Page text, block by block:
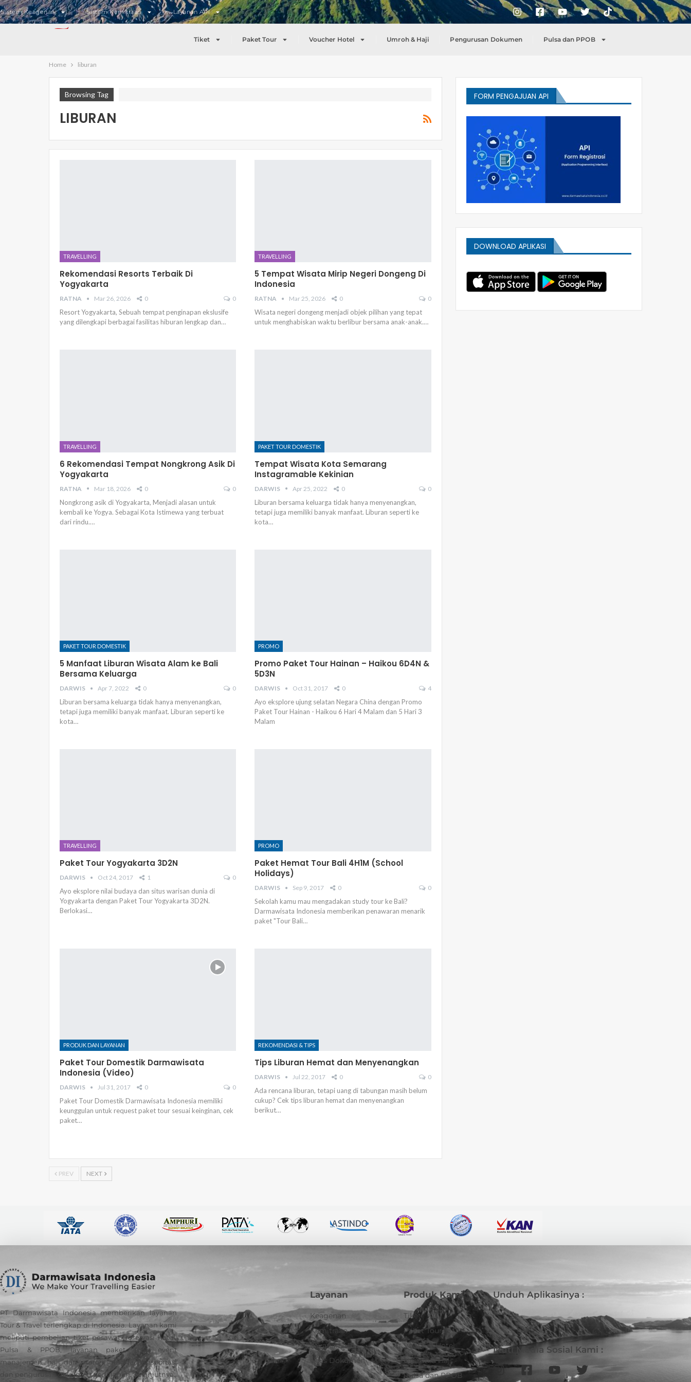
Sistem Keagenan Sistem Kemitraan Layanan API
Tiket Paket Tour Voucher Hotel Umroh & Haji Pengurusan Dokumen Pulsa dan PPOB
Home liburan
Browsing Tag
LIBURAN
TRAVELLING
Rekomendasi Resorts Terbaik Di
Yogyakarta
RATNA Mar 26, 2026 0 0
Resort Yogyakarta, Sebuah tempat penginapan ekslusife
yang dilengkapi berbagai fasilitas hiburan lengkap dan…
TRAVELLING
5 Tempat Wisata Mirip Negeri Dongeng Di
Indonesia
RATNA Mar 25, 2026 0 0
Wisata negeri dongeng menjadi objek pilihan yang tepat
untuk menghabiskan waktu berlibur bersama anak-anak.…
TRAVELLING
6 Rekomendasi Tempat Nongkrong Asik Di
Yogyakarta
RATNA Mar 18, 2026 0 0
Nongkrong asik di Yogyakarta, Menjadi alasan untuk
kembali ke Yogya. Sebagai Kota Istimewa yang terbuat
dari rindu.…
PAKET TOUR DOMESTIK
Tempat Wisata Kota Semarang
Instagramable Kekinian
DARWIS Apr 25, 2022 0 0
Liburan bersama keluarga tidak hanya menyenangkan,
tetapi juga memiliki banyak manfaat. Liburan seperti ke
kota…
PAKET TOUR DOMESTIK
5 Manfaat Liburan Wisata Alam ke Bali
Bersama Keluarga
DARWIS Apr 7, 2022 0 0
Liburan bersama keluarga tidak hanya menyenangkan,
tetapi juga memiliki banyak manfaat. Liburan seperti ke
kota…
PROMO
Promo Paket Tour Hainan – Haikou 6D4N &
5D3N
DARWIS Oct 31, 2017 0 4
Ayo eksplore ujung selatan Negara China dengan Promo
Paket Tour Hainan - Haikou 6 Hari 4 Malam dan 5 Hari 3
Malam
TRAVELLING
Paket Tour Yogyakarta 3D2N
DARWIS Oct 24, 2017 1 0
Ayo eksplore nilai budaya dan situs warisan dunia di
Yogyakarta dengan Paket Tour Yogyakarta 3D2N.
Berlokasi…
PROMO
Paket Hemat Tour Bali 4H1M (School
Holidays)
DARWIS Sep 9, 2017 0 0
Sekolah kamu mau mengadakan study tour ke Bali?
Darmawisata Indonesia memberikan penawaran menarik
paket "Tour Bali…
PRODUK DAN LAYANAN
Paket Tour Domestik Darmawisata
Indonesia (Video)
DARWIS Jul 31, 2017 0 0
Paket Tour Domestik Darmawisata Indonesia memiliki
keunggulan untuk request paket tour sesuai keinginan, cek
paket…
REKOMENDASI & TIPS
Tips Liburan Hemat dan Menyenangkan
DARWIS Jul 22, 2017 0 0
Ada rencana liburan, tetapi uang di tabungan masih belum
cukup? Cek tips liburan hemat dan menyenangkan
berikut…
PREV NEXT
FORM PENGAJUAN API
DOWNLOAD APLIKASI
PT Darmawisata Indonesia memberikan layanan
Tour & Travel terlengkap di Indonesia. Layanan kami
meliputi pembelian tiket pesawat, reservasi hotel,
Pulsa & PPOB, layanan paket tour, event
manajemen, haji dan umroh, hingga transportasi
dan pengurusan dokumen perjalanan.Selanjutnya..
Layanan
Keagenan
Kemitraan
Layanan API
Urus Dokumen
Produk Kami
Tiket
Paket Tour
Voucher Hotel
Umroh & Haji
Pulsa dan PPOB
Unduh Aplikasinya :
Ikuti Media Sosial Kami :